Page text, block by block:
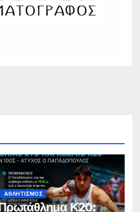
ΑΘΛΗΤΙΣΜΌΣ
Κ20: